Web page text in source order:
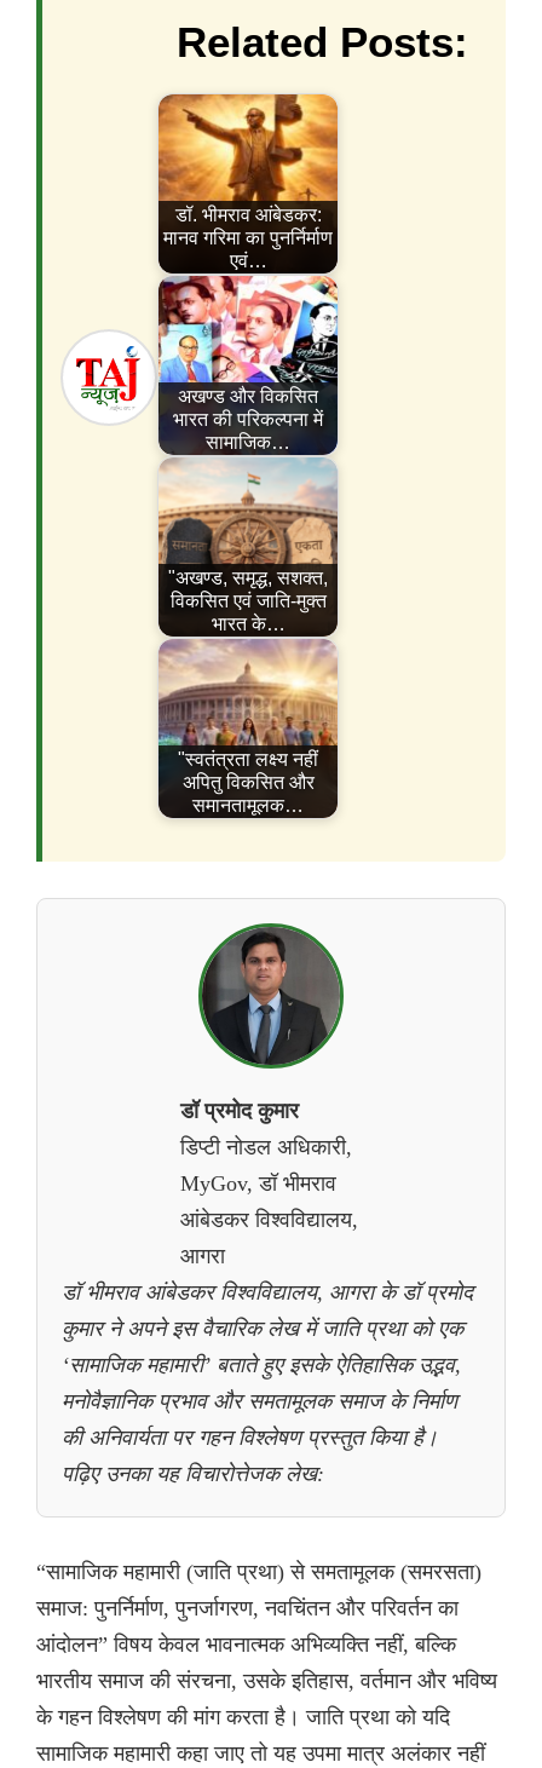
Related Posts:
डॉ. भीमराव आंबेडकर:
मानव गरिमा का पुनर्निर्माण
एवं…
अखण्ड और विकसित
भारत की परिकल्पना में
सामाजिक…
"अखण्ड, समृद्ध, सशक्त,
विकसित एवं जाति-मुक्त
भारत के…
"स्वतंत्रता लक्ष्य नहीं
अपितु विकसित और
समानतामूलक…
डॉ प्रमोद कुमार
डिप्टी नोडल अधिकारी,
MyGov, डॉ भीमराव
आंबेडकर विश्वविद्यालय,
आगरा
डॉ भीमराव आंबेडकर विश्वविद्यालय, आगरा के डॉ प्रमोद
कुमार ने अपने इस वैचारिक लेख में जाति प्रथा को एक
‘सामाजिक महामारी’ बताते हुए इसके ऐतिहासिक उद्भव,
मनोवैज्ञानिक प्रभाव और समतामूलक समाज के निर्माण
की अनिवार्यता पर गहन विश्लेषण प्रस्तुत किया है।
पढ़िए उनका यह विचारोत्तेजक लेख:
“सामाजिक महामारी (जाति प्रथा) से समतामूलक (समरसता)
समाज: पुनर्निर्माण, पुनर्जागरण, नवचिंतन और परिवर्तन का
आंदोलन” विषय केवल भावनात्मक अभिव्यक्ति नहीं, बल्कि
भारतीय समाज की संरचना, उसके इतिहास, वर्तमान और भविष्य
के गहन विश्लेषण की मांग करता है। जाति प्रथा को यदि
सामाजिक महामारी कहा जाए तो यह उपमा मात्र अलंकार नहीं